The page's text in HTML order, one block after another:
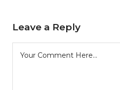
Leave a Reply